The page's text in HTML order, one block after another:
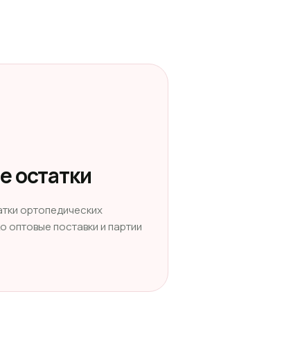
остатки
ортопедических
оптовые поставки и партии